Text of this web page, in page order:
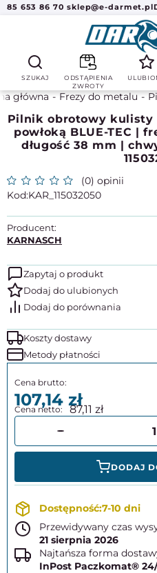
85 653 86 70 sklep@e-darmet.pl
SZUKAJ
ODSTĄPIENIA
ZWROTY
główna Frezy do metalu
Pilnik obrotowy kulisty
powłoką BLUE-TEC |
długość 38 mm |
(0) opinii
KAR_115032050
Producent:
KARNASCH
Zapytaj o produkt
Koszty dostawy
Metody płatności
107,14 87,11
DODAJ
7-10 dni
Przewidywany czas
21 sierpnia 2026
Najtańsza forma
InPost Paczkomat® 24/